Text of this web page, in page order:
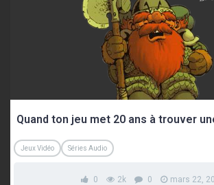
Quand ton jeu met 20 ans à trouver
Jeux Vidéo Séries Audio
0 2k 0 mars 22,